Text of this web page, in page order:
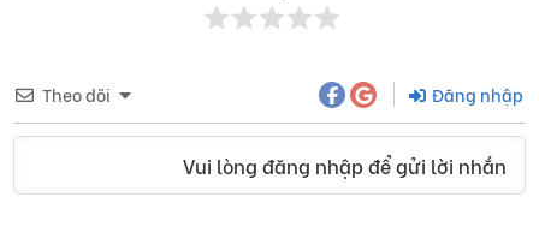
Theo dõi Đăng nhập
Vui lòng đăng nhập để gửi lời nhắn